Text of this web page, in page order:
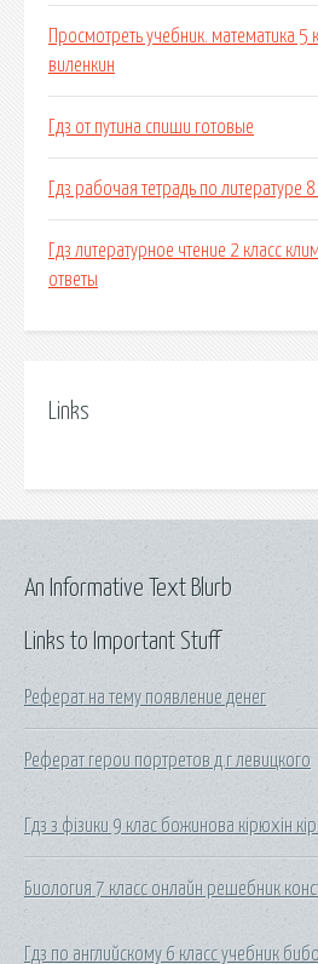
Просмотреть учебник. математика 5
виленкин
Гдз от путина спиши готовые
Гдз рабочая тетрадь по литературе
Гдз литературное чтение 2 класс
ответы
Links
Links to Important Stuff
Реферат на тему появление денег
Реферат герои портретов д.г левицкого
Гдз з фізики 9 клас божинова кірюхін
Биология 7 класс онлайн решебник
Гдз по английскому 6 класс учебник
An Informative Text Blurb